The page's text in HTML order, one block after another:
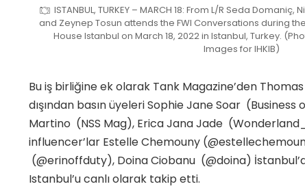
ISTANBUL, TURKEY – MARCH 18: From L/R Seda Domaniç,
and Zeynep Tosun attends the FWI Conversations during
House Istanbul on March 18, 2022 in Istanbul, Turkey.
Images for IHKIB)
Bu iş birliğine ek olarak Tank Magazine’den
dışından basın üyeleri Sophie Jane Soar
Martino (NSS Mag), Erica Jana Jade
influencer’lar Estelle Chemouny
(@erinoffduty), Doina Ciobanu (@doina)
Istanbul’u canlı olarak takip etti.